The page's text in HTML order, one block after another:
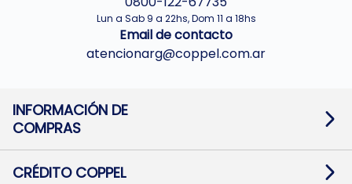
Lun a Sab 9 a 22hs, Dom 11 a 18hs
Email de contacto
atencionarg@coppel.com.ar
INFORMACIÓN DE
COMPRAS
Términos y condiciones
CRÉDITO COPPEL